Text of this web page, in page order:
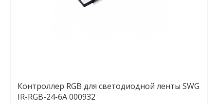
Контроллер RGB для светодиодной ленты SWG
IR-RGB-24-6A 000932